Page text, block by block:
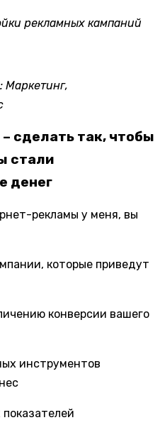
рекламных кампаний
Маркетинг,
сделать так, чтобы
стали
денег
рекламы у меня, вы
которые приведут
конверсии вашего
инструментов